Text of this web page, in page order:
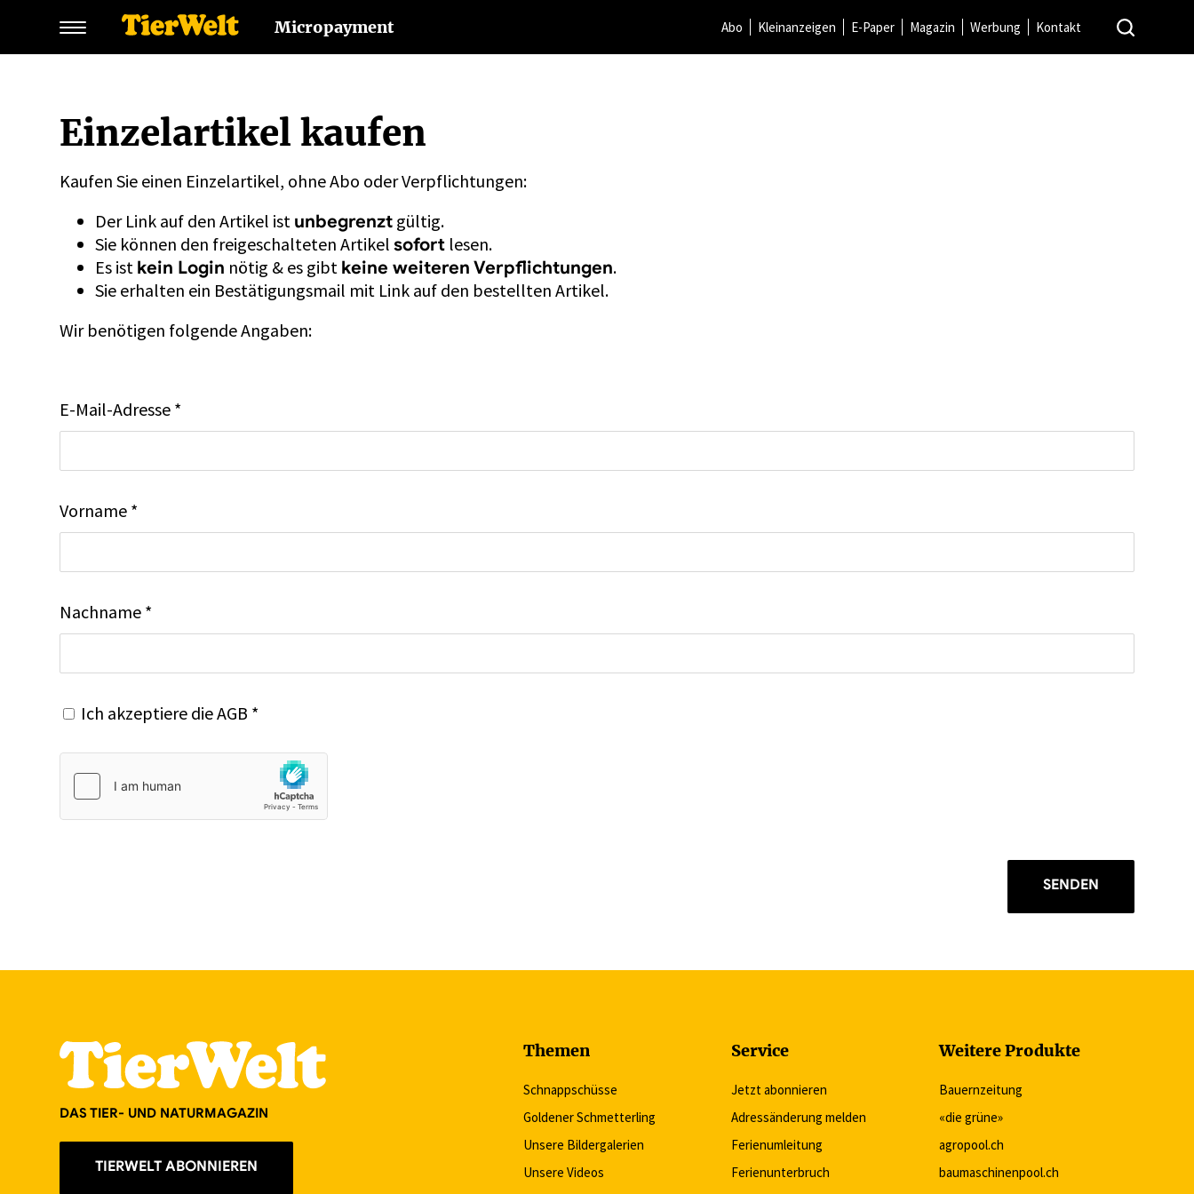
Micropayment Abo Kleinanzeigen E-Paper Magazin Werbung Kontakt
Einzelartikel kaufen
Kaufen Sie einen Einzelartikel, ohne Abo oder Verpflichtungen:
Der Link auf den Artikel ist unbegrenzt gültig.
Sie können den freigeschalteten Artikelsofort lesen.
Es ist kein Login nötig & es gibt keine weiteren Verpflichtungen.
Sie erhalten ein Bestätigungsmail mit Link auf den bestellten Artikel.
Wir benötigen folgende Angaben:
E-Mail-Adresse *
Vorname *
Nachname *
Ich akzeptiere dieAGB *
SENDEN
DAS TIER- UND NATURMAGAZIN
TIERWELT ABONNIEREN
Themen
Schnappschüsse
Goldener Schmetterling
Unsere Bildergalerien
Unsere Videos
Service
Jetzt abonnieren
Adressänderung melden
Ferienumleitung
Ferienunterbruch
Weitere Produkte
Bauernzeitung
«die grüne»
agropool.ch
baumaschinenpool.ch